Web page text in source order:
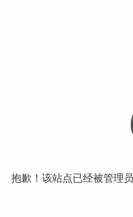
抱歉！该站点已经被管理